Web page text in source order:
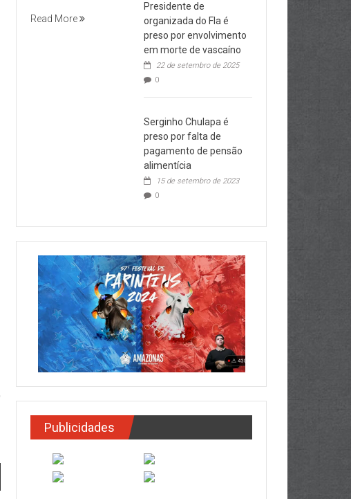
Read More
Presidente de
organizada do Fla é
preso por envolvimento
em morte de vascaíno
22 de setembro de 2025
0
Serginho Chulapa é
preso por falta de
pagamento de pensão
alimentícia
15 de setembro de 2023
0
Publicidades